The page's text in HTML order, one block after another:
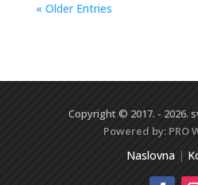
« Older Entries
Copyright © 2017. - 2026.
Powered by: PRO
Naslovna|